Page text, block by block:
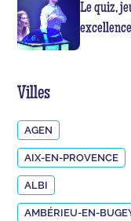
Le quiz,
excellence
Villes
AGEN
AIX-EN-PROVENCE
ALBI
AMBÉRIEU-EN-